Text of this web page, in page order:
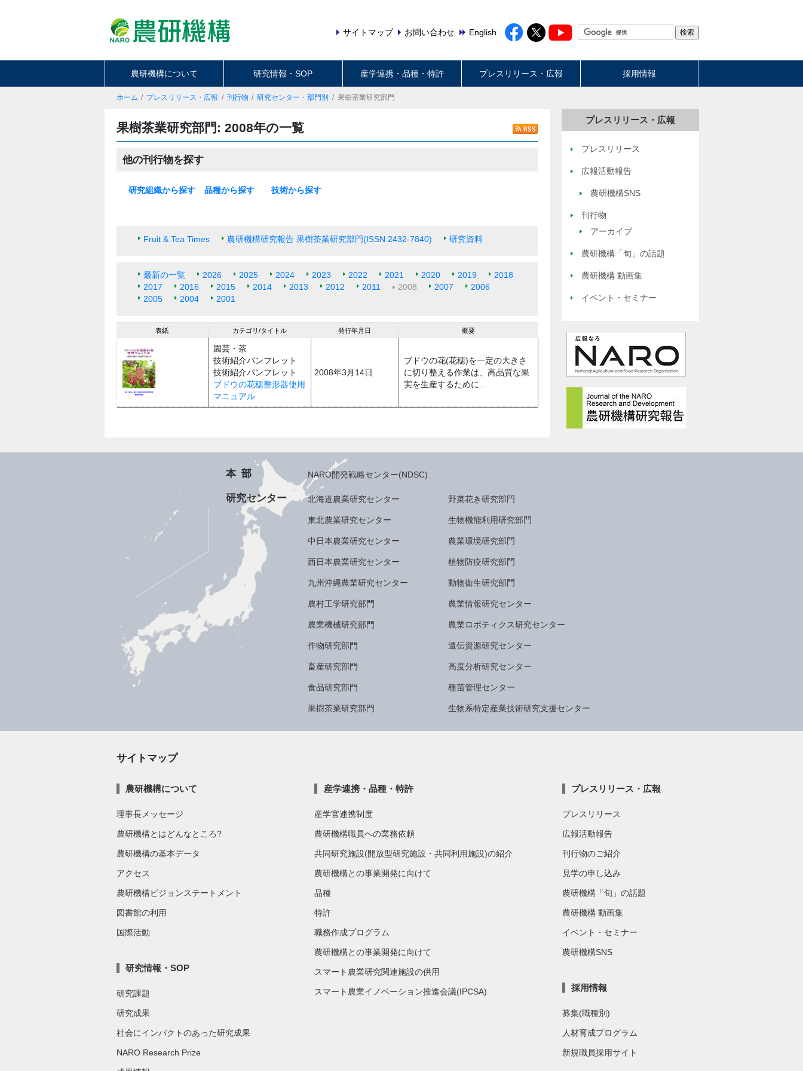
サイトマップ お問い合わせ English
農研機構について 研究情報・SOP 産学連携・品種・特許 プレスリリース・広報 採用情報
ホーム プレスリリース・広報 刊行物 研究センター・部門別 果樹茶業研究部門
果樹茶業研究部門: 2008年の一覧
他の刊行物を探す
研究組織から探す 品種から探す 技術から探す
Fruit & Tea Times 農研機構研究報告 果樹茶業研究部門(ISSN 2432-7840) 研究資料
最新の一覧 2026 2025 2024 2023 2022 2021 2020 2019
2018
2017
2016 2015 2014 2013 2012 2011 2008 2007
2006
2005
2004 2001
表紙 カテゴリ/タイトル 発行年月日 概要
園芸・茶
技術紹介パンフレット
技術紹介パンフレット
ブドウの花穂整形器使用
マニュアル
2008年3月14日
ブドウの花(花穂)を一定の大きさ
に切り整える作業は、高品質な果
実を生産するために...
プレスリリース・広報
プレスリリース
広報活動報告
農研機構SNS
刊行物
アーカイブ
農研機構「旬」の話題
農研機構 動画集
イベント・セミナー
本部 NARO開発戦略センター(NDSC)
研究センター 北海道農業研究センター
東北農業研究センター
中日本農業研究センター
西日本農業研究センター
九州沖縄農業研究センター
農村工学研究部門
農業機械研究部門
作物研究部門
畜産研究部門
食品研究部門
果樹茶業研究部門
野菜花き研究部門
生物機能利用研究部門
農業環境研究部門
植物防疫研究部門
動物衛生研究部門
農業情報研究センター
農業ロボティクス研究センター
遺伝資源研究センター
高度分析研究センター
種苗管理センター
生物系特定産業技術研究支援センター
サイトマップ
農研機構について
理事長メッセージ
農研機構とはどんなところ?
農研機構の基本データ
アクセス
農研機構ビジョンステートメント
図書館の利用
国際活動
研究情報・SOP
研究課題
研究成果
社会にインパクトのあった研究成果
NARO Research Prize
産学連携・品種・特許
産学官連携制度
農研機構職員への業務依頼
共同研究施設(開放型研究施設・共同利用施設)の紹介
農研機構との事業開発に向けて
品種
特許
職務作成プログラム
農研機構との事業開発に向けて
スマート農業研究関連施設の供用
スマート農業イノベーション推進会議(IPCSA)
プレスリリース・広報
プレスリリース
広報活動報告
刊行物のご紹介
見学の申し込み
農研機構「旬」の話題
農研機構 動画集
イベント・セミナー
農研機構SNS
採用情報
募集(職種別)
人材育成プログラム
新規職員採用サイト